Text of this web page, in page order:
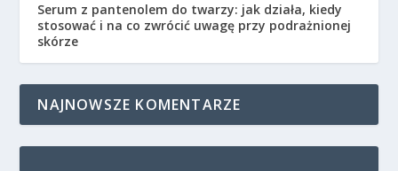
Serum z pantenolem do twarzy: jak działa, kiedy
stosować i na co zwrócić uwagę przy podrażnionej
skórze
NAJNOWSZE KOMENTARZE